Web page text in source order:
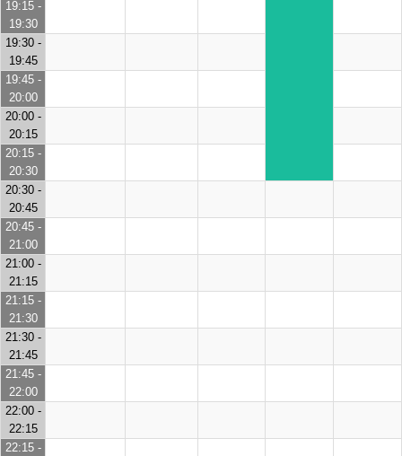
19:15 -
19:30
19:30 -
19:45
19:45 -
20:00
20:00 -
20:15
20:15 -
20:30
20:30 -
20:45
20:45 -
21:00
21:00 -
21:15
21:15 -
21:30
21:30 -
21:45
21:45 -
22:00
22:00 -
22:15
22:15 -